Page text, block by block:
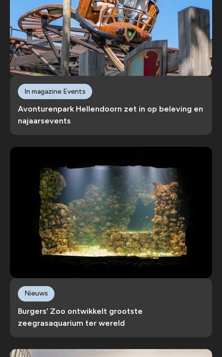
Avonturenpark Hellendoorn zet in op beleving en
najaarsevents
In magazine Events
Burgers’ Zoo ontwikkelt grootste
zeegrasaquarium ter wereld
Nieuws